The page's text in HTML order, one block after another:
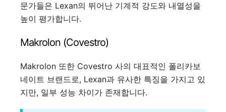
문가들은 Lexan의 뛰어난 기계적 강도와 내열성을
높이 평가합니다.
Makrolon (Covestro)
Makrolon 또한 Covestro 사의 대표적인 폴리카보
네이트 브랜드로, Lexan과 유사한 특징을 가지고 있
지만, 일부 성능 차이가 존재합니다.